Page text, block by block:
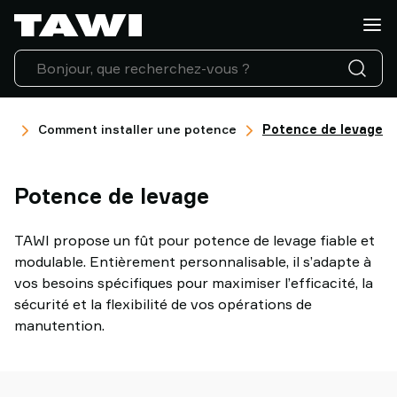
Comment installer une potence Potence de levage
Potence de levage
TAWI propose un fût pour potence de levage fiable et
modulable. Entièrement personnalisable, il s’adapte à
vos besoins spécifiques pour maximiser l’efficacité, la
sécurité et la flexibilité de vos opérations de
manutention.
Quelle
charge
manipulez-
vous
?
Industries
Après-
&
Support
Références
Clients
Actualités